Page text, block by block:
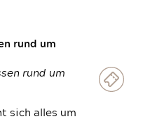
rund um
rund um
sich alles um